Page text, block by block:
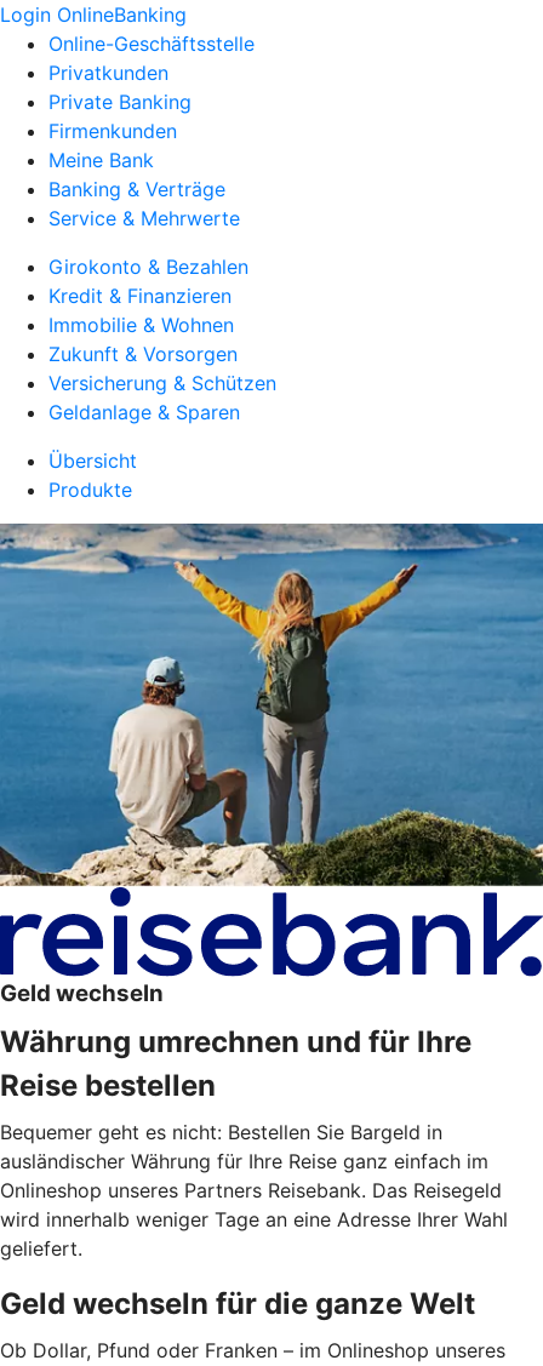
Login OnlineBanking
Online-Geschäftsstelle
Privatkunden
Private Banking
Firmenkunden
Meine Bank
Banking & Verträge
Service & Mehrwerte
Girokonto & Bezahlen
Kredit & Finanzieren
Immobilie & Wohnen
Zukunft & Vorsorgen
Versicherung & Schützen
Geldanlage & Sparen
Übersicht
Produkte
Geld wechseln
Währung umrechnen und für Ihre
Reise bestellen
Bequemer geht es nicht: Bestellen Sie Bargeld in
ausländischer Währung für Ihre Reise ganz einfach im
Onlineshop unseres Partners Reisebank. Das Reisegeld
wird innerhalb weniger Tage an eine Adresse Ihrer Wahl
geliefert.
Geld wechseln für die ganze Welt
Ob Dollar, Pfund oder Franken – im Onlineshop unseres